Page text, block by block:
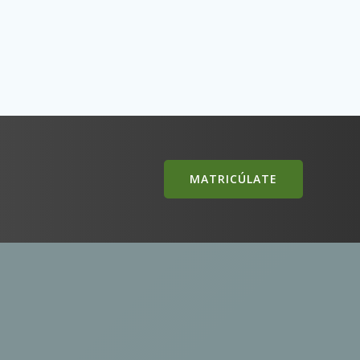
MATRICÚLATE